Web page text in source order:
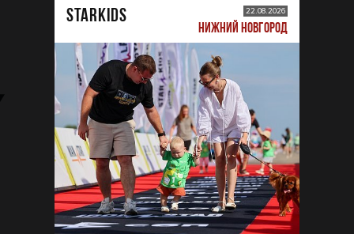
STARKIDS 22.08.2026
НИЖНИЙ НОВГОРОД